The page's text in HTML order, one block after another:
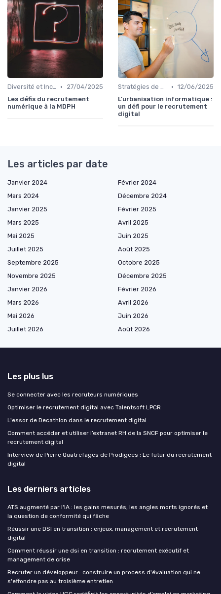
Diversité et Inclusion •
27/04/2025
Les défis du recrutement
numérique à la MDPH
Stratégies de Recrutement Digital • 12/06/2025
L'urbanisation informatique :
un défi pour le recrutement
digital
Les articles par date
Janvier 2024
Février 2024
Mars 2024
Décembre 2024
Janvier 2025
Février 2025
Mars 2025
Avril 2025
Mai 2025
Juin 2025
Juillet 2025
Août 2025
Septembre 2025
Octobre 2025
Novembre 2025
Décembre 2025
Janvier 2026
Février 2026
Mars 2026
Avril 2026
Mai 2026
Juin 2026
Juillet 2026
Août 2026
Les plus lus
Se connecter avec les recruteurs numériques
Optimiser le recrutement digital avec Talentsoft LPCR
L'essor de Decathlon dans le recrutement digital
Comment accéder et utiliser l’extranet RH de la SNCF pour optimiser le
recrutement digital
Interview de Pierre Quatrefages de Prodigees : Le futur du recrutement
digital
Les derniers articles
ATS augmenté par l'IA : les gains mesurés, les angles morts ignorés et
la question de conformité qui fâche
Réussir une DSI en transition : enjeux, management et recrutement
digital
Comment réussir une dsi en transition : recrutement exécutif et
management de crise
Recruter un développeur : construire un process d'évaluation qui ne
s'effondre pas au troisième entretien